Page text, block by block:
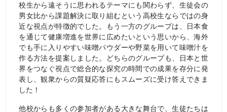
校生から遠そうに思われるテーマにも関わらず、生徒会の
男女比から課題解決に取り組むという高校生ならではの身
近な視点が特徴的でした。もう一方のグループは、日本食
を通じて健康増進を世界に広めたいという思いから、海外
でも手に入りやすい味噌パウダーや野菜を用いて味噌汁を
作る方法を提案しました。どちらのグループも、日本と世
界をつなぐ視点で総合的な探究の時間での成果を存分に発
表し、観衆からの質疑応答にもスムーズに受け答えできま
した！
他校からも多くの参加者がある大きな舞台で、生徒たちは